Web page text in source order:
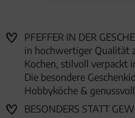
PFEFFER IN DER
in hochwertiger Qualität
Kochen, stilvoll verpackt
Die besondere
Hobbyköche &
BESONDERS STATT